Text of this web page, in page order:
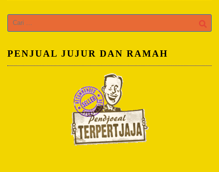
Cari
untuk:
PENJUAL JUJUR DAN RAMAH